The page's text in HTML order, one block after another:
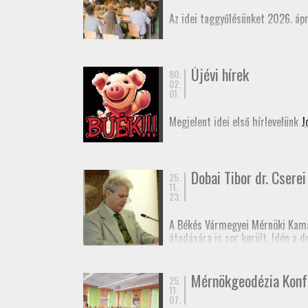
Az idei taggyűlésünket 2026.
80.
02.
01.
Újévi hírek
Megjelent idei első hírlevelünk
Boldog Új Évet Kívánunk a
25.
11.
23.
Dobai Tibor dr.
A Békés Vármegyei Mérnöki
átadására is sor került. Idén a
Dr. Cserei Pál a Békés
Gratulálunk!
25.
11.
07.
Mérnökgeodézia